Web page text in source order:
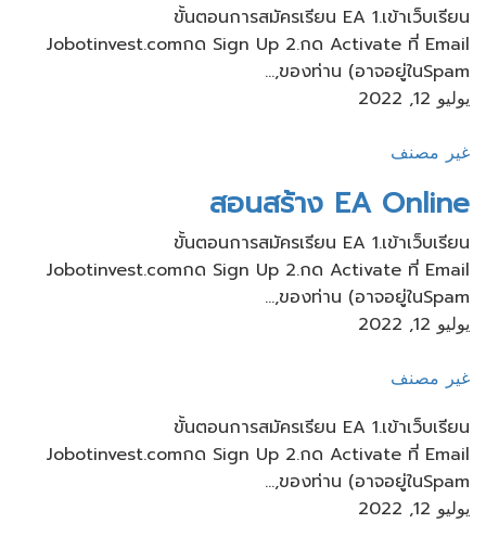
ขั้นตอนการสมัครเรียน​ EA 1.เข้าเว็บ​เรียน
Jobotinvest.comกด Sign Up 2.กด Activate ที่ Email
ของท่าน​ (อาจอยู่ใน​Spam,...
يوليو 12, 2022
غير مصنف
สอนสร้าง​ EA Online
ขั้นตอนการสมัครเรียน​ EA 1.เข้าเว็บ​เรียน
Jobotinvest.comกด Sign Up 2.กด Activate ที่ Email
ของท่าน​ (อาจอยู่ใน​Spam,...
يوليو 12, 2022
غير مصنف
ขั้นตอนการสมัครเรียน​ EA 1.เข้าเว็บ​เรียน
Jobotinvest.comกด Sign Up 2.กด Activate ที่ Email
ของท่าน​ (อาจอยู่ใน​Spam,...
يوليو 12, 2022